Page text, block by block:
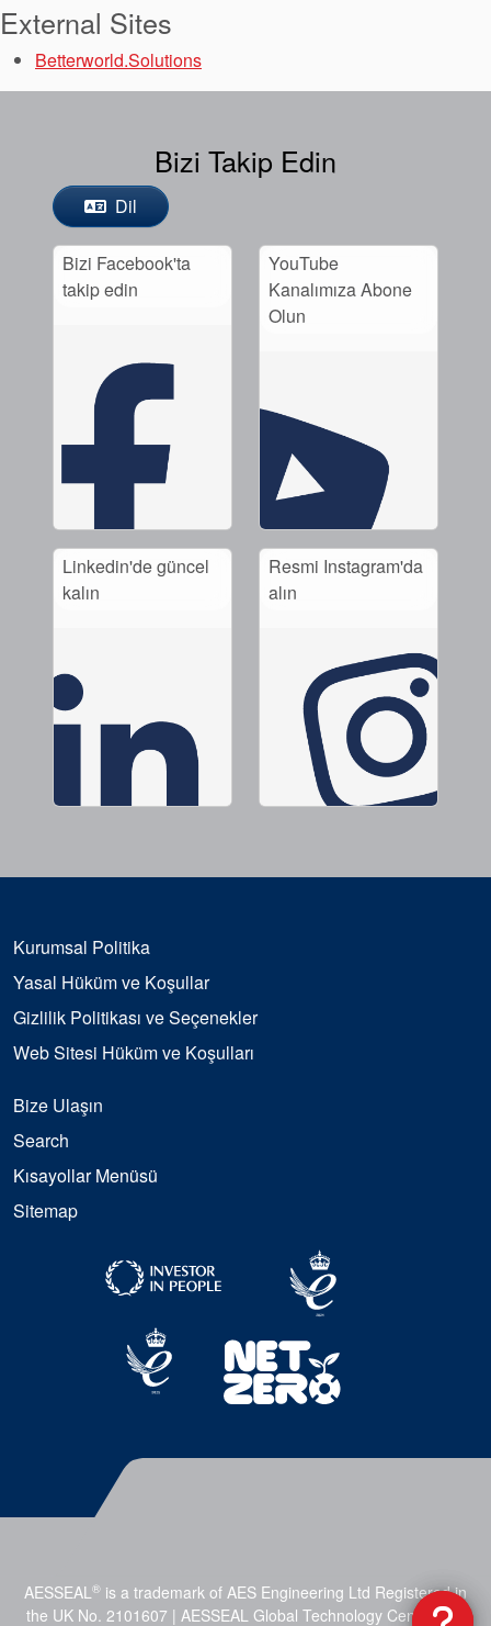
External Sites
Betterworld.Solutions
Bizi Takip Edin
Dil
Bizi Facebook'ta
takip edin
YouTube
Kanalımıza Abone
Olun
Linkedin'de güncel
kalın
Resmi Instagram'da
alın
Kurumsal Politika
Yasal Hüküm ve Koşullar
Gizlilik Politikası ve Seçenekler
Web Sitesi Hüküm ve Koşulları
Bize Ulaşın
Search
Kısayollar Menüsü
Sitemap
AESSEAL® is a trademark of AES Engineering Ltd Registered in
the UK No. 2101607 | AESSEAL Global Technology Centre, Mill